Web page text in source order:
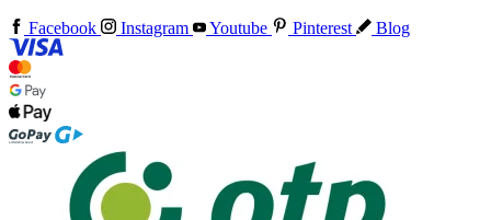
Facebook Instagram Youtube Pinterest Blog